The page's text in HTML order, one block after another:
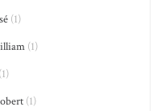
(1)
(1)
(1)
(1)